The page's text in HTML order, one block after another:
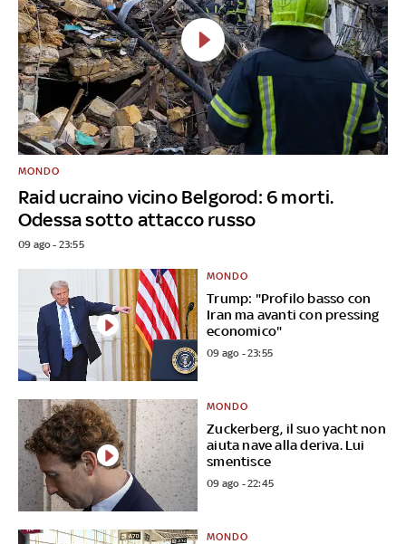
Raid ucraino vicino Belgorod: 6 morti.
Odessa sotto attacco russo
MONDO
09 ago - 23:55
Trump: "Profilo basso con
Iran ma avanti con pressing
economico"
MONDO
09 ago - 23:55
Zuckerberg, il suo yacht non
aiuta nave alla deriva. Lui
smentisce
MONDO
09 ago - 22:45
MONDO